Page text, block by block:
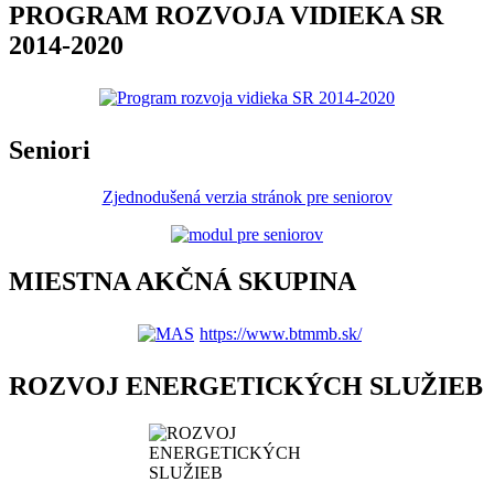
PROGRAM ROZVOJA VIDIEKA SR
2014-2020
Seniori
Zjednodušená verzia stránok pre seniorov
MIESTNA AKČNÁ SKUPINA
https://www.btmmb.sk/
ROZVOJ ENERGETICKÝCH SLUŽIEB